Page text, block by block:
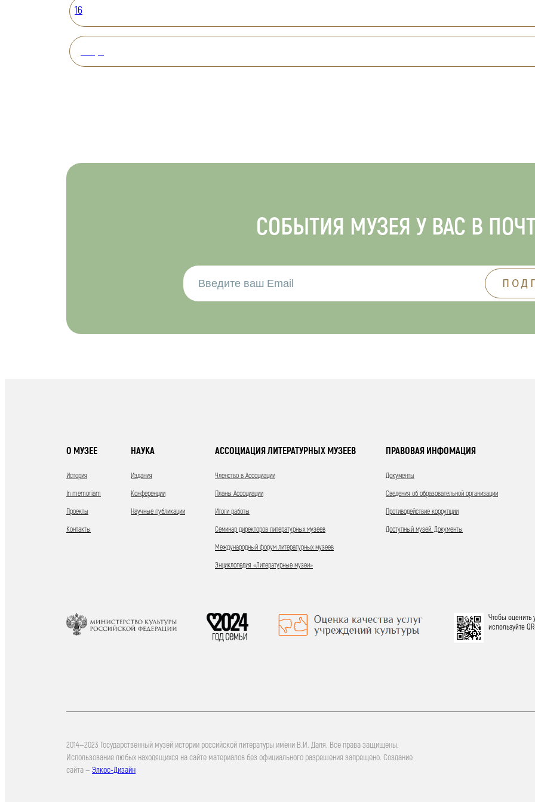
16
СОБЫТИЯ МУЗЕЯ У ВАС В
О МУЗЕЕ
История
In memoriam
Проекты
Контакты
НАУКА
Издания
Конференции
Научные публикации
АССОЦИАЦИЯ ЛИТЕРАТУРНЫХ МУЗЕЕВ
Членство в Ассоциации
Планы Ассоциации
Итоги работы
Семинар директоров литературных музеев
Международный форум литературных музеев
Энциклопедия «Литературные музеи»
ПРАВОВАЯ ИНФОМАЦИЯ
Документы
Сведения об образовательной организации
Противодействие коррупции
Доступный музей. Документы
Чтобы оценить
используйте
2014—2023 Государственный музей истории российской литературы имени В.И. Даля. Все права защищены.
Использование любых находящихся на сайте материалов без официального разрешения запрещено. Создание
сайта — Элкос-Дизайн